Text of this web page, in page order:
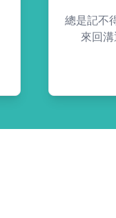
總是記不
來回